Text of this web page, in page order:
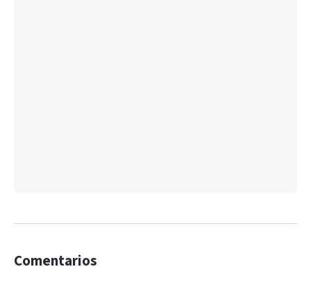
Comentarios